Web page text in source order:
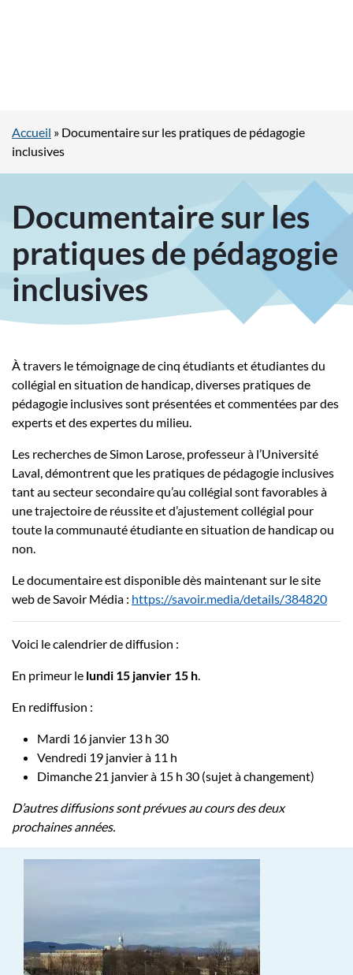
Accueil » Documentaire sur les pratiques de pédagogie
inclusives
Documentaire sur les
pratiques de pédagogie
inclusives
À travers le témoignage de cinq étudiants et étudiantes du
collégial en situation de handicap, diverses pratiques de
pédagogie inclusives sont présentées et commentées par des
experts et des expertes du milieu.
Les recherches de Simon Larose, professeur à l’Université
Laval, démontrent que les pratiques de pédagogie inclusives
tant au secteur secondaire qu’au collégial sont favorables à
une trajectoire de réussite et d’ajustement collégial pour
toute la communauté étudiante en situation de handicap ou
non.
Le documentaire est disponible dès maintenant sur le site
web de Savoir Média : https://savoir.media/details/384820
Voici le calendrier de diffusion :
En primeur le lundi 15 janvier 15 h.
En rediffusion :
Mardi 16 janvier 13 h 30
Vendredi 19 janvier à 11 h
Dimanche 21 janvier à 15 h 30 (sujet à changement)
D’autres diffusions sont prévues au cours des deux
prochaines années.